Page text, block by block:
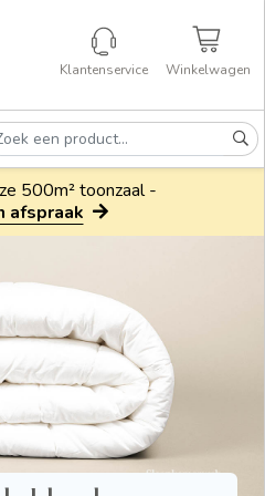
Klantenservice Winkelwagen
500m² toonzaal -
afspraak